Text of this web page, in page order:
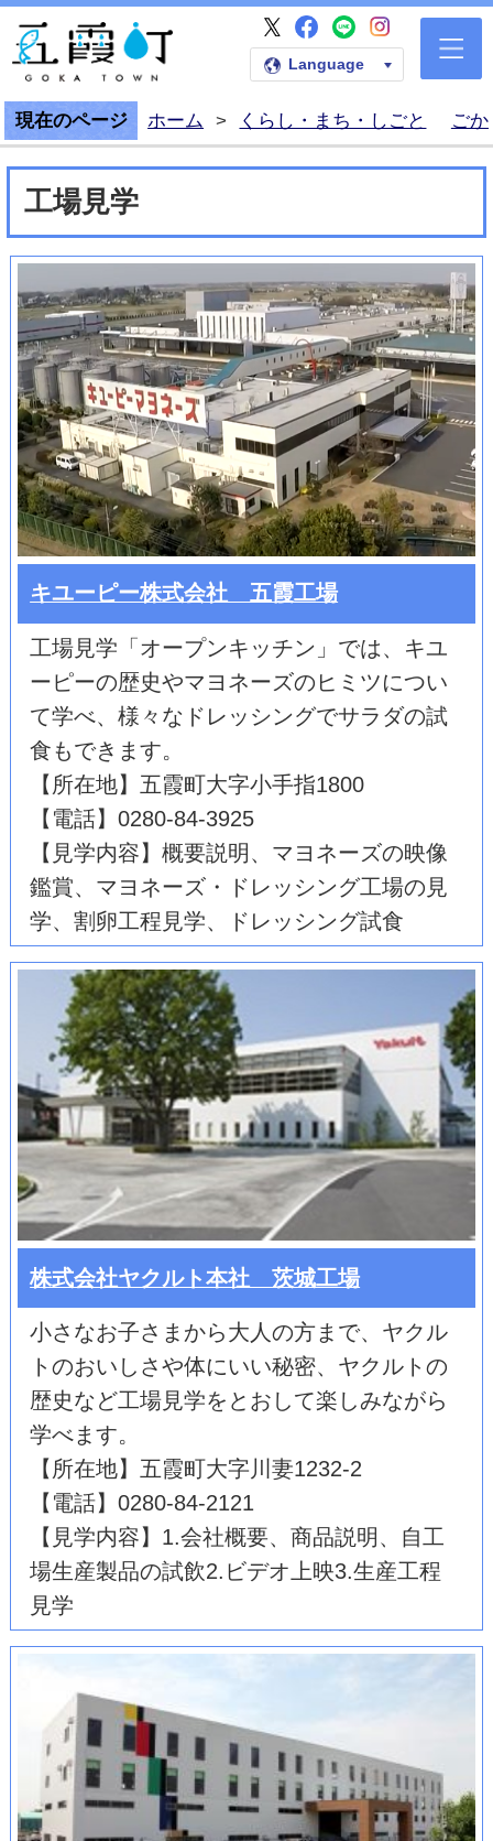
五霞町公式ホームペー
五霞町公式X
五霞町公式
五霞町公式
五霞町
Language
現在のページ ホーム > くらし・まち・しごと ご
工場見学
キユーピー株式会社 五霞工場
工場見学「オープンキッチン」では、キユ
ーピーの歴史やマヨネーズのヒミツについ
て学べ、様々なドレッシングでサラダの試
食もできます。
【所在地】五霞町大字小手指1800
【電話】0280-84-3925
【見学内容】概要説明、マヨネーズの映像
鑑賞、マヨネーズ・ドレッシング工場の見
学、割卵工程見学、ドレッシング試食
株式会社ヤクルト本社 茨城工場
小さなお子さまから大人の方まで、ヤクル
トのおいしさや体にいい秘密、ヤクルトの
歴史など工場見学をとおして楽しみながら
学べます。
【所在地】五霞町大字川妻1232-2
【電話】0280-84-2121
【見学内容】1.会社概要、商品説明、自工
場生産製品の試飲2.ビデオ上映3.生産工程
見学